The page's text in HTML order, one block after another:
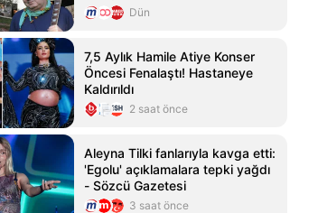
Dün
7,5 Aylık Hamile Atiye Konser
Öncesi Fenalaştı! Hastaneye
Kaldırıldı
2 saat önce
Aleyna Tilki fanlarıyla kavga etti:
'Egolu' açıklamalara tepki yağdı
- Sözcü Gazetesi
3 saat önce